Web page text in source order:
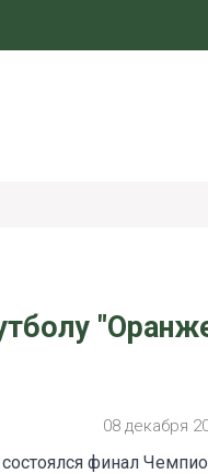
08 декабря
финал